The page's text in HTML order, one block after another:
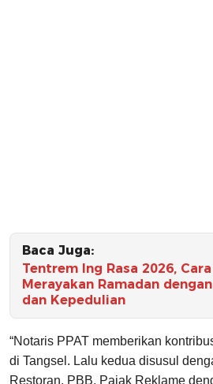
Baca Juga:
Tentrem Ing Rasa 2026,
Merayakan Ramadan
dan Kepedulian
“Notaris PPAT memberikan
di Tangsel. Lalu kedua disusul
Restoran, PBB, Pajak Reklame